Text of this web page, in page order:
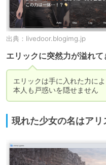
出典： livedoor.blogimg.jp
エリックに突然力が溢れて
エリックは手に入れた力に
本人も戸惑いを隠せません
現れた少女の名はアリ